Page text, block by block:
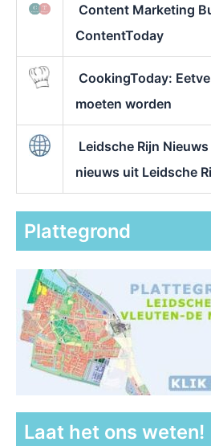
Content Marketing
ContentToday
CookingToday:
moeten worden
Leidsche Rijn
nieuws uit Leidsche
Plattegrond
Laat het ons weten!